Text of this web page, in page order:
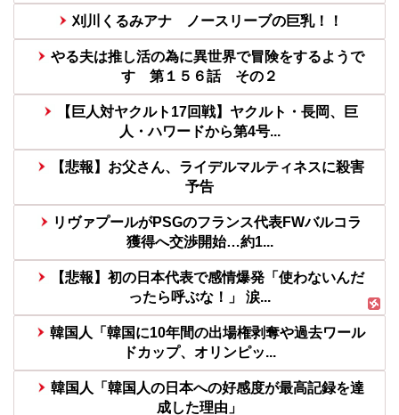
刈川くるみアナ ノースリーブの巨乳！！
やる夫は推し活の為に異世界で冒険をするようで
す 第１５６話 その２
【巨人対ヤクルト17回戦】ヤクルト・長岡、巨
人・ハワードから第4号...
【悲報】お父さん、ライデルマルティネスに殺害
予告
リヴァプールがPSGのフランス代表FWバルコラ
獲得へ交渉開始…約1...
【悲報】初の日本代表で感情爆発「使わないんだ
ったら呼ぶな！」 涙...
韓国人「韓国に10年間の出場権剥奪や過去ワール
ドカップ、オリンピッ...
韓国人「韓国人の日本への好感度が最高記録を達
成した理由」